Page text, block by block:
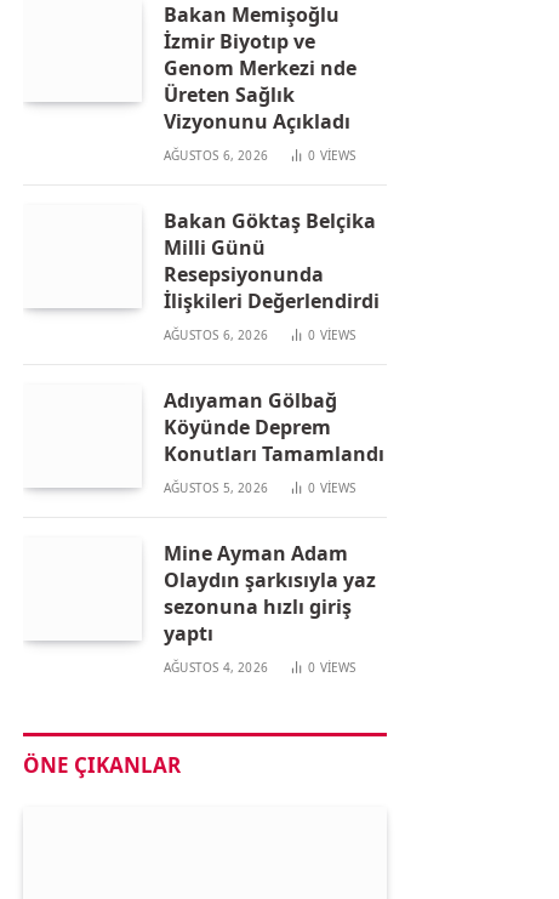
Bakan Memişoğlu
İzmir Biyotıp ve
Genom Merkezi nde
Üreten Sağlık
Vizyonunu Açıkladı
AĞUSTOS 6, 2026 0 VIEWS
Bakan Göktaş Belçika
Milli Günü
Resepsiyonunda
İlişkileri Değerlendirdi
AĞUSTOS 6, 2026 0 VIEWS
Adıyaman Gölbağ
Köyünde Deprem
Konutları Tamamlandı
AĞUSTOS 5, 2026 0 VIEWS
Mine Ayman Adam
Olaydın şarkısıyla yaz
sezonuna hızlı giriş
yaptı
AĞUSTOS 4, 2026 0 VIEWS
ÖNE ÇIKANLAR